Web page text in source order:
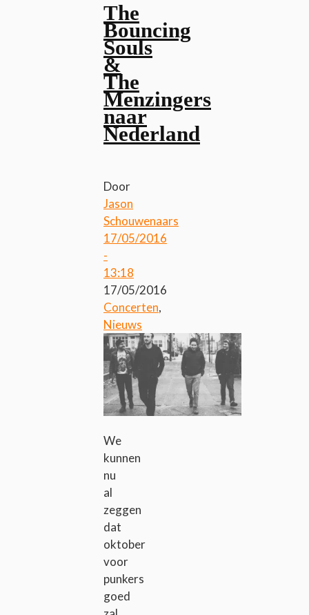
The
Bouncing
Souls
&
The
Menzingers
naar
Nederland
Door
Jason
Schouwenaars
17/05/2016
-
13:18
17/05/2016
Concerten,
Nieuws
We
kunnen
nu
al
zeggen
dat
oktober
voor
punkers
goed